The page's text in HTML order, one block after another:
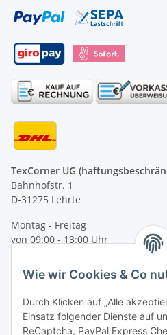
TexCorner UG
Bahnhofstr. 1
D-31275 Lehrte
Montag - Freitag
von 09:00 - 13:00 Uhr
Tel: +49 (0) 5132 8230689
E-Mail:mail@texcorner.de
Wie wir Cookies & Co
Durch Klicken auf „Alle
Einsatz folgender Dienste auf
ReCaptcha, PayPal Express